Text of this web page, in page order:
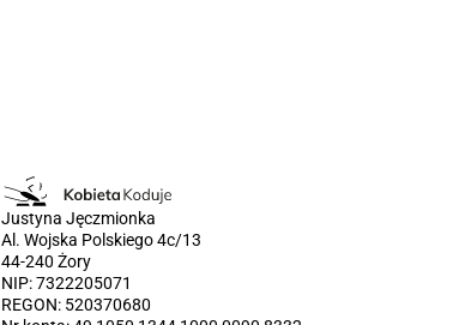
Justyna Jęczmionka
Al. Wojska Polskiego 4c/13
44-240 Żory
NIP: 7322205071
REGON: 520370680